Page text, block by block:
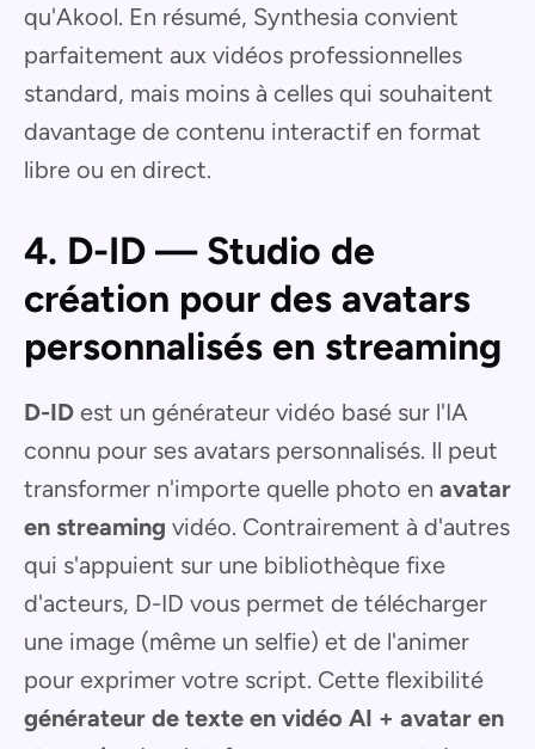
qu'Akool. En résumé, Synthesia convient
parfaitement aux vidéos professionnelles
standard, mais moins à celles qui souhaitent
davantage de contenu interactif en format
libre ou en direct.
4. D-ID — Studio de
création pour des avatars
personnalisés en streaming
D-ID est un générateur vidéo basé sur l'IA
connu pour ses avatars personnalisés. Il peut
transformer n'importe quelle photo en avatar
en streaming vidéo. Contrairement à d'autres
qui s'appuient sur une bibliothèque fixe
d'acteurs, D-ID vous permet de télécharger
une image (même un selfie) et de l'animer
pour exprimer votre script. Cette flexibilité
générateur de texte en vidéo AI + avatar en